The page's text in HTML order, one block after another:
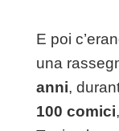
E poi
una
anni,
100 comici